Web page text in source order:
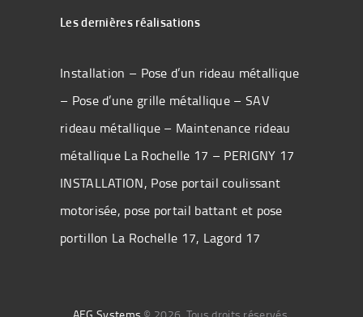
Les dernières réalisations
Installation – Pose d’un rideau métallique
– Pose d’une grille métallique – SAV
rideau métallique – Maintenance rideau
métallique La Rochelle 17 – PERIGNY 17
INSTALLATION, Pose portail coulissant
motorisée, pose portail battant et pose
portillon La Rochelle 17, Lagord 17